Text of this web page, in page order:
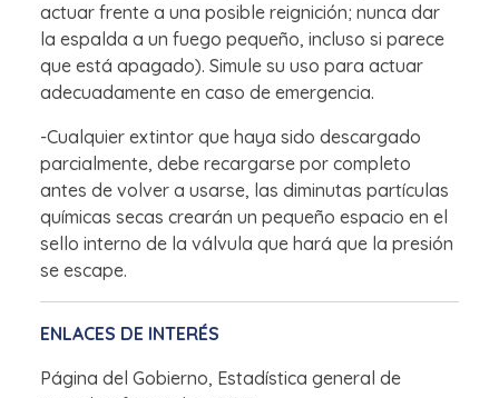
actuar frente a una posible reignición; nunca dar
la espalda a un fuego pequeño, incluso si parece
que está apagado). Simule su uso para actuar
adecuadamente en caso de emergencia.
-Cualquier extintor que haya sido descargado
parcialmente, debe recargarse por completo
antes de volver a usarse, las diminutas partículas
químicas secas crearán un pequeño espacio en el
sello interno de la válvula que hará que la presión
se escape.
ENLACES DE INTERÉS
Página del Gobierno, Estadística general de